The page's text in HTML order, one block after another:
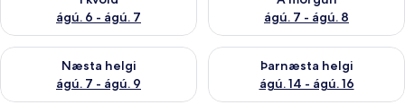
ágú. 6 - ágú. 7
ágú. 7 - ágú. 8
Næsta helgi
ágú. 7 - ágú. 9
Athuga framboð næstu helgi ágú. 7 - ágú. 9
Þarnæsta helgi
ágú. 14 - ágú. 16
Athuga framboð þarnæstu